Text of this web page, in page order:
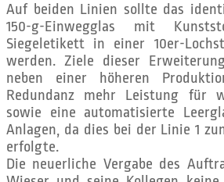
Auf beiden Linien sollte das
150-g-Einwegglas mit
Siegeletikett in einer 10er-
werden. Ziele dieser
neben einer höheren
Redundanz mehr Leistung für
sowie eine automatisierte
Anlagen, da dies bei der Linie 1
erfolgte.
Die neuerliche Vergabe des